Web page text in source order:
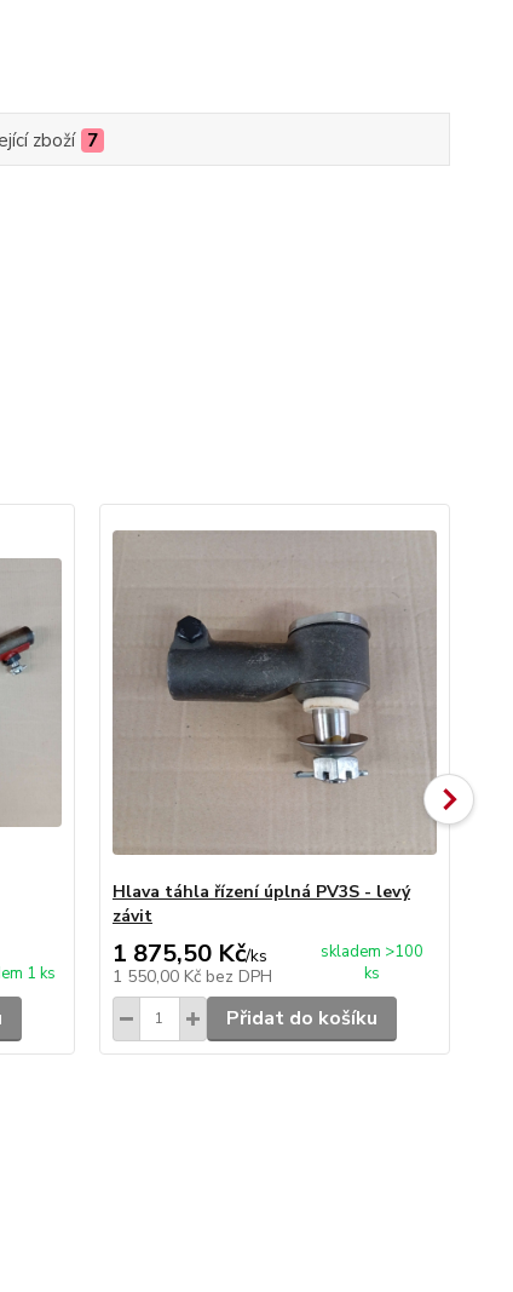
zboží 7
1 ks
Hlava táhla řízení úplná PV3S - levý
závit
1 875,50 Kč/ks
1 550,00 Kč bez DPH
skladem >100
ks
Přidat do košíku